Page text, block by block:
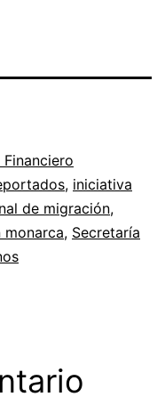
Financiero
, iniciativa
de migración,
, Secretaría